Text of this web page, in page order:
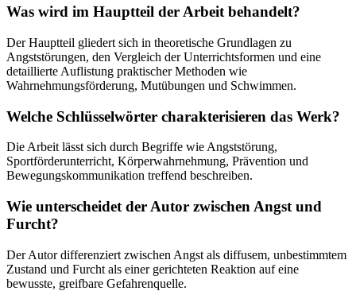
Was wird im Hauptteil der Arbeit behandelt?
Der Hauptteil gliedert sich in theoretische Grundlagen zu
Angststörungen, den Vergleich der Unterrichtsformen und eine
detaillierte Auflistung praktischer Methoden wie
Wahrnehmungsförderung, Mutübungen und Schwimmen.
Welche Schlüsselwörter charakterisieren das Werk?
Die Arbeit lässt sich durch Begriffe wie Angststörung,
Sportförderunterricht, Körperwahrnehmung, Prävention und
Bewegungskommunikation treffend beschreiben.
Wie unterscheidet der Autor zwischen Angst und
Furcht?
Der Autor differenziert zwischen Angst als diffusem, unbestimmtem
Zustand und Furcht als einer gerichteten Reaktion auf eine
bewusste, greifbare Gefahrenquelle.